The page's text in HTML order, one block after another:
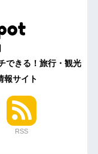
できる！旅行・観光
報サイト
RSS